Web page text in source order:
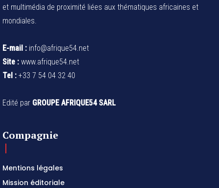
et multimédia de proximité liées aux thématiques africaines et
mondiales.
E-mail : info@afrique54.net
Site : www.afrique54.net
Tel : +33 7 54 04 32 40
Edité par GROUPE AFRIQUE54 SARL
Compagnie
Mentions légales
Mission éditoriale